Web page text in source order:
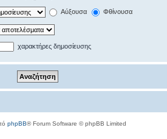
Αύξουσα Φθίνουσα
χαρακτήρες δημοσίευσης
phpBB® Forum Software © phpBB Limited